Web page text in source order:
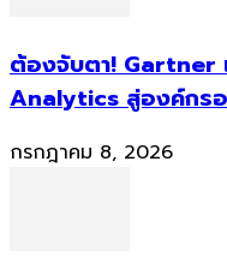
ต้องจับตา! Gartner
Analytics สู่องค์กร
กรกฎาคม 8, 2026